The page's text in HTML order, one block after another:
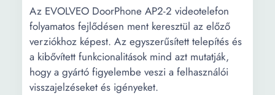
Az EVOLVEO DoorPhone AP2-2 videotelefon
folyamatos fejlődésen ment keresztül az előző
verziókhoz képest. Az egyszerűsített telepítés és
a kibővített funkcionalitások mind azt mutatják,
hogy a gyártó figyelembe veszi a felhasználói
visszajelzéseket és igényeket.